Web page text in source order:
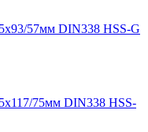
57мм DIN338 HSS-G
75мм DIN338 HSS-